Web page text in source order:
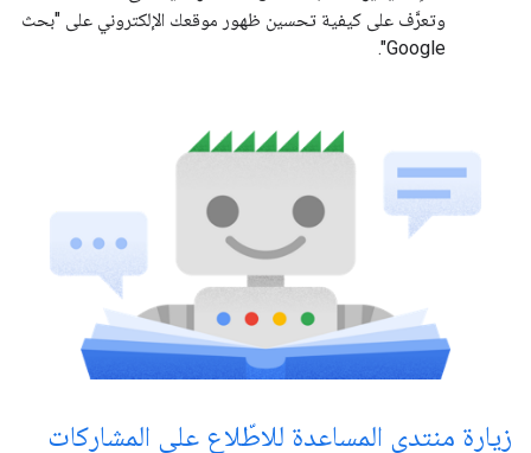
وتعرَّف على كيفية تحسين ظهور موقعك الإلكتروني على "بحث
Google".
زيارة منتدى المساعدة للاطّلاع على المشاركات